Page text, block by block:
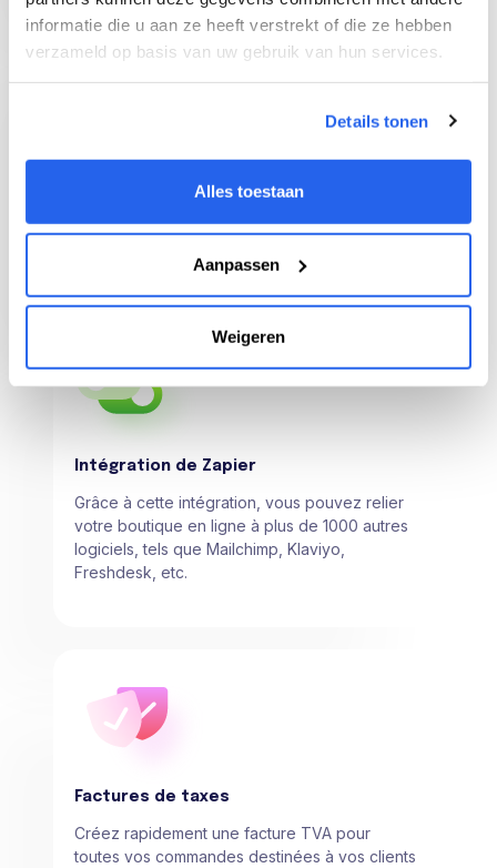
informatie die u aan ze heeft verstrekt of die ze hebben
verzameld op basis van uw gebruik van hun services.
Details tonen
Alles toestaan
Aanpassen
Weigeren
Extension Chrome
Consultez immédiatement toutes les données
vos produits à partir d'ici.
Intégration de Zapier
Grâce à cette intégration, vous pouvez relier
votre boutique en ligne à plus de 1000 autres
logiciels, tels que Mailchimp, Klaviyo,
Freshdesk, etc.
Factures de taxes
Créez rapidement une facture TVA pour
toutes vos commandes destinées à vos clients